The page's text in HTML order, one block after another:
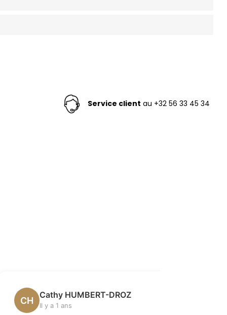
Service client au +32 56 33 45 34
CH
Cathy HUMBERT-DROZ
Il y a 1 ans